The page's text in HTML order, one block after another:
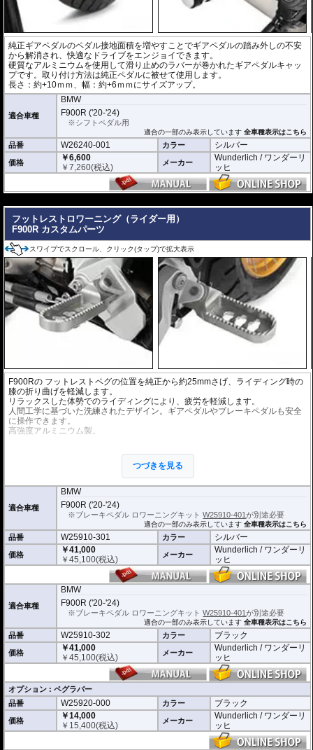
純正ギアペダルのペダル接地面積を増やすことでギアペダルの踏み外しの不安
から解消され、快適なドライブをエンジョイできます。
硬質なアルミニウムを使用して滑り止めのラバーが巻かれたギアペダルキャッ
プです。取り付け方法は純正ペダルに被せて使用します。
長さ：約+10ｍｍ、幅：約+6ｍｍにサイズアップ。
適合車種
BMW
F900R ('20-'24)
※シフトペダル用
適合の一部のみ表示しています全車種表示はこちら
品番 W26240-001 カラー シルバー
価格
￥6,600
￥7,260(税込) メーカー
Wunderlich / ワンダーリ
ッヒ
フットレストロワーニング（ライダー用）
F900R カスタムパーツ
スワイプでスクロール、クリック(タップ)で拡大表示
F900Rの フットレストペグの位置を純正から約25mmさげ、ライディング時の
膝の折り曲げを軽減します。
リラックスした体勢でのライディングにより、疲労を軽減します。
人間工学に基づいた洗練されたデザイン。ギアペダルやブレーキペダルも安全
に操作できます。
高強度アルミニウム製。
げ、また危険なすべりを低減します。
つづきを見る
適合車種
BMW
F900R ('20-'24)
※ブレーキペダル ロワーニングキットW25910-401が別途必要
適合の一部のみ表示しています全車種表示はこちら
品番 W25910-301 カラー シルバー
価格
￥41,000
￥45,100(税込) メーカー
Wunderlich / ワンダーリ
ッヒ
適合車種
BMW
F900R ('20-'24)
※ブレーキペダル ロワーニングキットW25910-401が別途必要
適合の一部のみ表示しています全車種表示はこちら
品番 W25910-302 カラー ブラック
価格
￥41,000
￥45,100(税込) メーカー
Wunderlich / ワンダーリ
ッヒ
オプション : ペグラバー
品番
W25920-000 カラー ブラック
価格
￥14,000
￥ 15,400(税込) メーカー
Wunderlich / ワンダーリ
ッヒ